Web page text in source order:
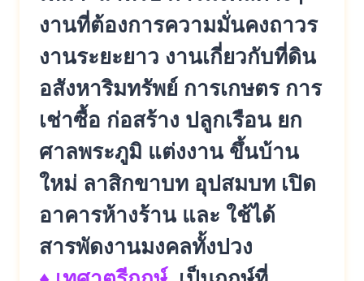
งานที่ต้องการความมั่นคงถาวร
งานระยะยาว งานเกี่ยวกับที่ดิน
อสังหาริมทรัพย์ การเกษตร การ
เช่าซื้อ ก่อสร้าง ปลูกเรือน ยก
ศาลพระภูมิ แต่งงาน ขึ้นบ้าน
ใหม่ ลาสิกขาบท อุปสมบท เปิด
อาคารห้างร้าน และ ใช้ได้
สารพัดงานมงคลทั้งปวง